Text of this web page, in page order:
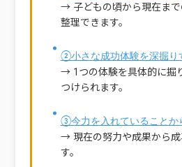
→ 子どもの頃から現在まで
整理できます。
②小さな成功体験を深掘り
→ 1つの体験を具体的に掘
つけられます。
③今力を入れていることか
→ 現在の努力や成果から成
す。